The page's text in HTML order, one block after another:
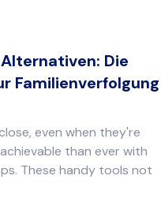
Die
Familienverfolgung
even when they're
than ever with
These handy tools not